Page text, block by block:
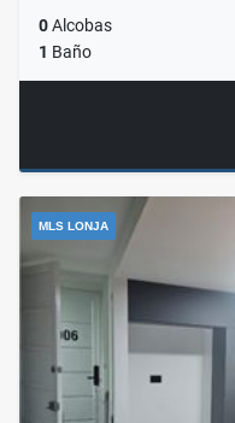
0Alcobas
1 Baño
MLS LONJA